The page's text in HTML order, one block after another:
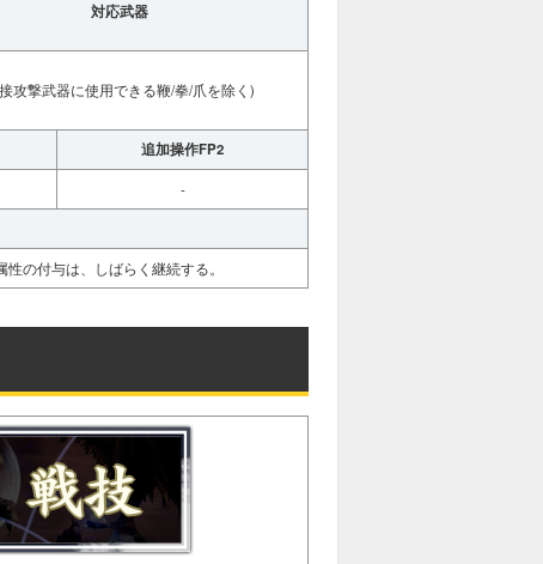
対応武器
攻撃武器に使用できる鞭/拳/爪を除く)
追加操作FP2
-
の付与は、しばらく継続する。